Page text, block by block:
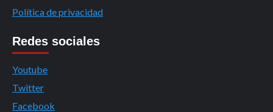
Política de privacidad
Redes sociales
Youtube
Twitter
Facebook